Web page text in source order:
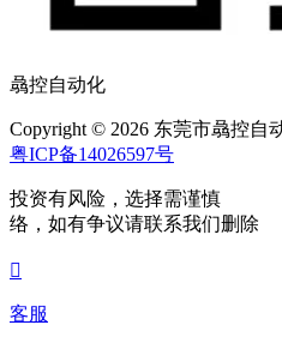
骉控自动化
Copyright © 2026 东莞市骉控
粤ICP备14026597号
投资有风险，选择需谨慎 部
络，如有争议请联系我们删除

客服